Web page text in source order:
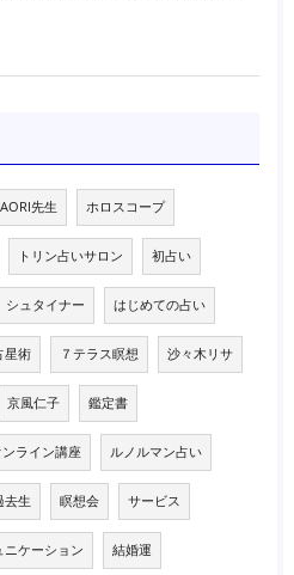
先生 ホロスコープ
トリン占いサロン 初占い
シュタイナー はじめての占い
星術 ７テラス瞑想 沙々木リサ
京風仁子 鑑定書
ンライン講座 ルノルマン占い
去生 瞑想会 サービス
ニケーション 結婚運